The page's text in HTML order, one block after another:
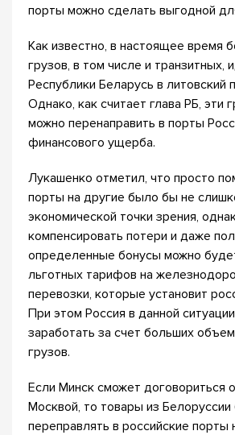
порты можно сделать выгодной
Как известно, в настоящее время
грузов, в том числе и транзитных,
Республики Беларусь в литовский
Однако, как считает глава РБ, эти
можно перенаправить в порты
финансового ущерба.
Лукашенко отметил, что просто
порты на другие было бы не
экономической точки зрения,
компенсировать потери и даже
определенные бонусы можно
льготных тарифов на
перевозки, которые установит
При этом Россия в данной
заработать за счет больших
грузов.
Если Минск сможет договориться
Москвой, то товары из Белоруссии
переправлять в российские порты